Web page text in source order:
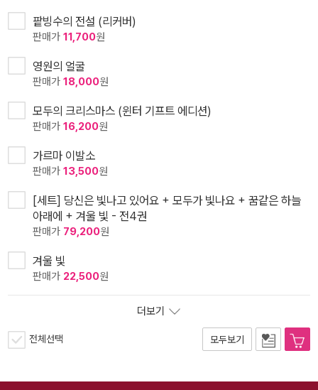
팥빙수의 전설 (리커버)
판매가 11,700원
영원의 얼굴
판매가 18,000원
모두의 크리스마스 (윈터 기프트 에디션)
판매가 16,200원
가르마 이발소
판매가 13,500원
[세트] 당신은 빛나고 있어요 + 모두가 빛나요 + 꿈같은 하늘
아래에 + 겨울 빛 - 전4권
판매가 79,200원
겨울 빛
판매가 22,500원
더보기
전체선택 모두보기